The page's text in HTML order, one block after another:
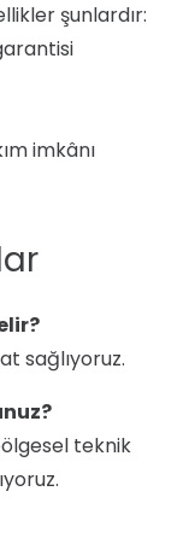
şunlardır:
imkânı
sağlıyoruz.
teknik